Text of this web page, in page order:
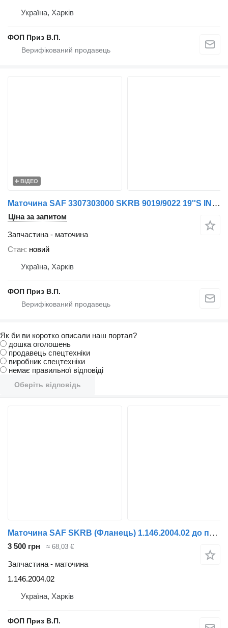
Україна, Харків
ФОП Приз В.П.
ВІДЕО
Маточина SAF 3307303000 SKRB 9019/9022 19''Ѕ INTEGRAL до причепа
Ціна за запитом
Запчастина - маточина
Стан новий
Україна, Харків
ФОП Приз В.П.
Як би ви коротко описали наш портал?
дошка оголошень
продавець спецтехніки
виробник спецтехніки
немає правильної відповіді
Оберіть відповідь
Маточина SAF SKRB (Фланець) 1.146.2004.02 до причепа
3 500 грн ≈ 68,03 €
Запчастина - маточина
1.146.2004.02
Україна, Харків
ФОП Приз В.П.